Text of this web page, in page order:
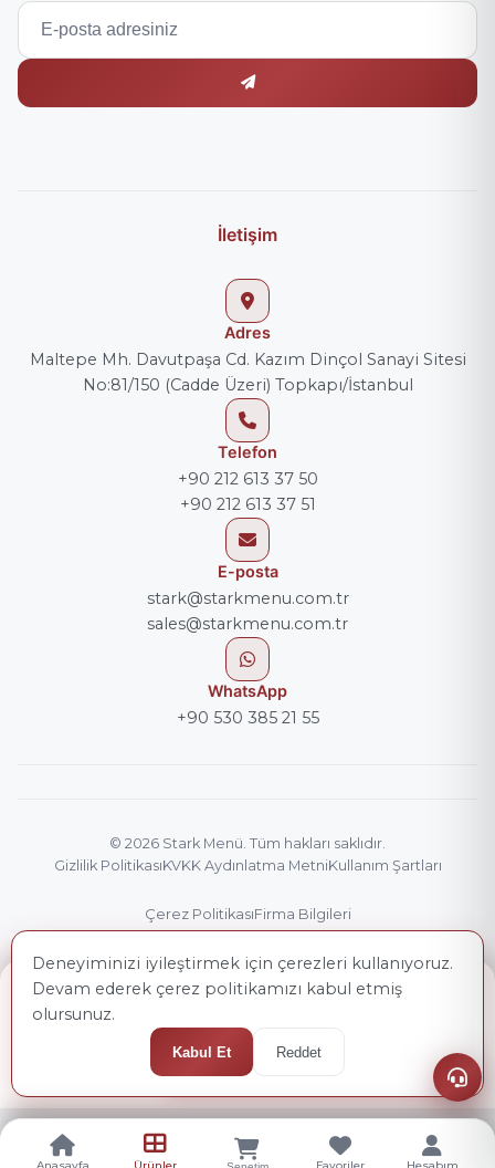
GÜNCEL TOPLAM
Sepete Ekle
İletişim
Adres
Maltepe Mh. Davutpaşa Cd. Kazım Dinçol Sanayi Sitesi
No:81/150 (Cadde Üzeri) Topkapı/İstanbul
Telefon
+90 212 613 37 50
+90 212 613 37 51
E-posta
stark@starkmenu.com.tr
sales@starkmenu.com.tr
WhatsApp
+90 530 385 21 55
© 2026 Stark Menü . Tüm hakları saklıdır.
Gizlilik PolitikasıKVKK Aydınlatma MetniKullanım Şartları
Çerez PolitikasıFirma Bilgileri
Deneyiminizi iyileştirmek için çerezleri kullanıyoruz.
Devam ederek çerez politikamızı kabul etmiş
olursunuz.
Kabul Et Reddet